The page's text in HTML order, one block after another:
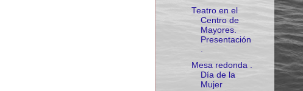
Teatro en el
Centro de
Mayores.
Presentación
Mesa redonda .
Día de la
Mujer